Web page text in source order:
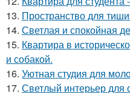
13. Пространство для
14. Светлая и спокойная
15. Квартира в
и собакой.
16. Уютная студия для
17. Светлый интерьер для